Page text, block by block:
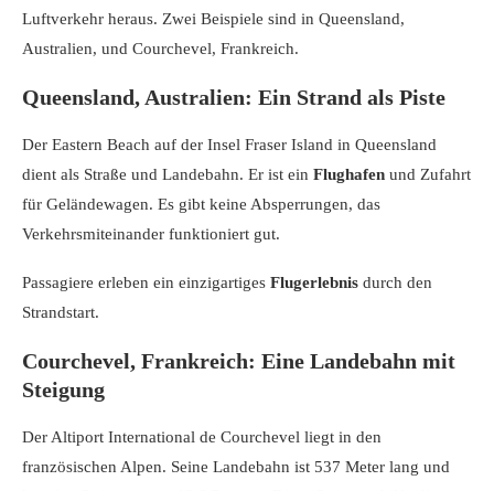
Luftverkehr heraus. Zwei Beispiele sind in Queensland,
Australien, und Courchevel, Frankreich.
Queensland, Australien: Ein Strand als Piste
Der Eastern Beach auf der Insel Fraser Island in Queensland
dient als Straße und Landebahn. Er ist ein Flughafen und Zufahrt
für Geländewagen. Es gibt keine Absperrungen, das
Verkehrsmiteinander funktioniert gut.
Passagiere erleben ein einzigartiges Flugerlebnis durch den
Strandstart.
Courchevel, Frankreich: Eine Landebahn mit
Steigung
Der Altiport International de Courchevel liegt in den
französischen Alpen. Seine Landebahn ist 537 Meter lang und